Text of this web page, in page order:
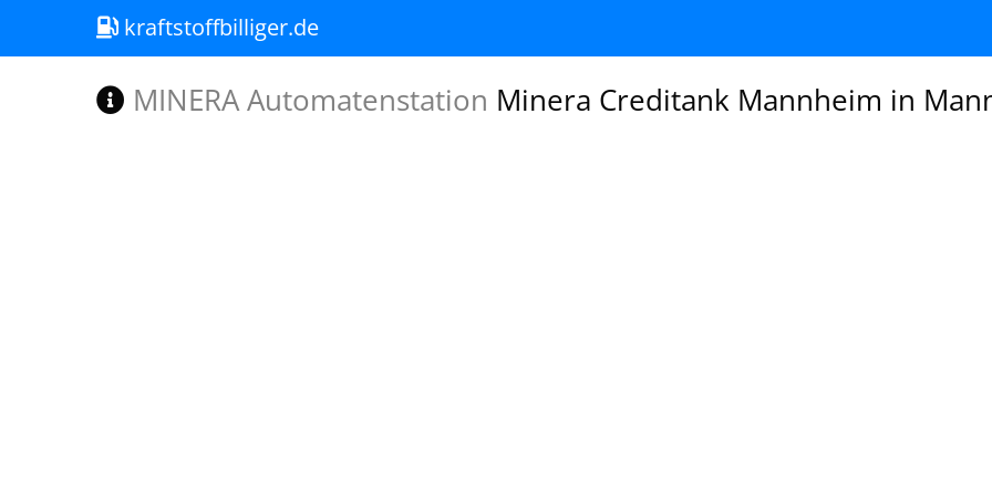
kraftstoffbilliger.de
MINERA Automatenstation Minera Creditank Mannheim in